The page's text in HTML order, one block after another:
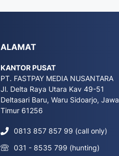
ALAMAT
KANTOR PUSAT
PT. FASTPAY MEDIA NUSANTARA
Jl. Delta Raya Utara Kav 49-51
Deltasari Baru, Waru Sidoarjo, Jawa
Timur 61256
0813 857 857 99 (call only)
031 - 8535 799 (hunting)